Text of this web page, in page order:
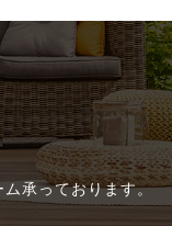
ム承っております。